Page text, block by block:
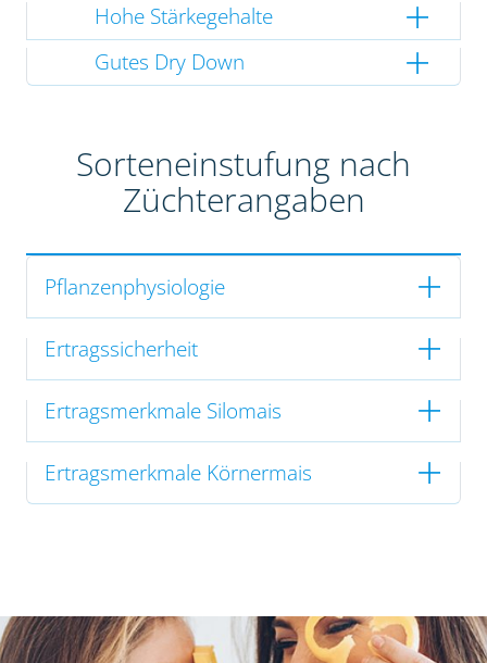
Hohe Stärkegehalte
Gutes Dry Down
Sorteneinstufung nach
Züchterangaben
Pflanzenphysiologie
Ertragssicherheit
Ertragsmerkmale Silomais
Ertragsmerkmale Körnermais